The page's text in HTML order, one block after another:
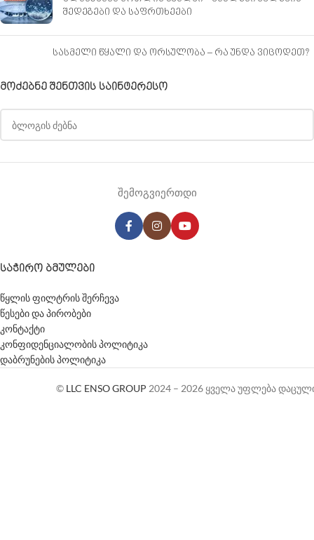
შედეგები და საფრთხეები
სასმელი წყალი და ორსულობა – რა უნდა ვიცოდეთ?
ᲛᲝᲫᲔᲑᲜᲔ ᲨᲔᲜᲗᲕᲘᲡ ᲡᲐᲘᲜᲢᲔᲠᲔᲡᲝ
შემოგვიერთდი
ᲡᲐᲭᲘᲠᲝ ᲑᲛᲣᲚᲔᲑᲘ
წყლის ფილტრის შერჩევა
წესები და პირობები
კონტაქტი
კონფიდენციალობის პოლიტიკა
დაბრუნების პოლიტიკა
© LLC ENSO GROUP 2024 – 2026 ყველა უფლება